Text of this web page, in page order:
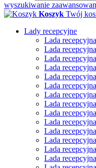
wyszukiwanie
Koszyk Twój
Lady recepcyjne
Lada
Lada
Lada
Lada
Lada
Lada
Lada
Lada
Lada
Lada
Lada
Lada
Lada
Lada